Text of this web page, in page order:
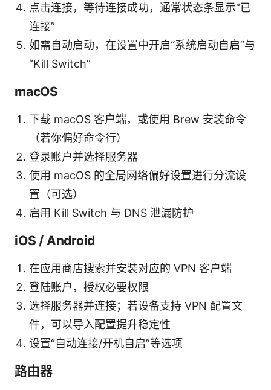
点击连接，等待连接成功，通常状态条显示“已
连接”
如需自动启动，在设置中开启“系统启动自启”与
“Kill Switch”
macOS
下载 macOS 客户端，或使用 Brew 安装命令
（若你偏好命令行）
登录账户并选择服务器
使用 macOS 的全局网络偏好设置进行分流设
置（可选）
启用 Kill Switch 与 DNS 泄漏防护
iOS / Android
在应用商店搜索并安装对应的 VPN 客户端
登陆账户，授权必要权限
选择服务器并连接；若设备支持 VPN 配置文
件，可以导入配置提升稳定性
设置“自动连接/开机自启”等选项
路由器